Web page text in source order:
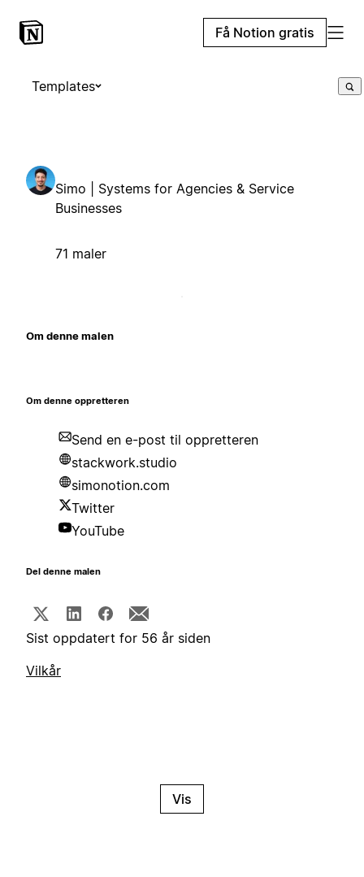
Få Notion gratis
Templates
Simo | Systems for Agencies & Service
Businesses
71 maler
Om denne malen
Om denne oppretteren
Send en e-post til oppretteren
stackwork.studio
simonotion.com
Twitter
YouTube
Del denne malen
Sist oppdatert for 56 år siden
Vilkår
Vis